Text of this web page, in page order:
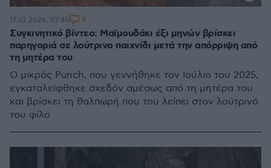
Συγκινητικό βίντεο: Μαϊμουδάκι έξι μηνών βρίσκει
παρηγοριά σε λούτρινο παιχνίδι μετά την απόρριψη από
τη μητέρα του
Ο μικρός Punch, που γεννήθηκε τον Ιούλιο του 2025,
εγκαταλείφθηκε σχεδόν αμέσως από τη μητέρα του
και βρίσκει τη θαλπωρή που του λείπει στον λούτρινό
του φίλο
17.02.2026, 07:40 4